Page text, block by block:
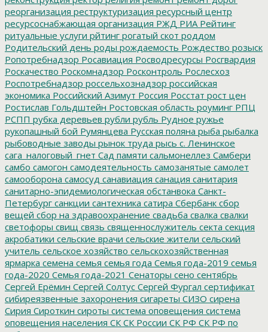
реорганизация реструктуризация ресурсный центр
ресурсоснабжающая организация РЖД РИА Рейтинг
ритуальные услуги рйтинг рогатый скот роддом
Родительский день роды рождаемость Рождество розыск
Ропотребнадзор Росавиация Росводресурсы Росгвардия
Роскачество Роскомнадзор Росконтроль Рослесхоз
Роспотребнадзор россельхознадзор российская
экономика Российский Азимут Россия Росстат рост цен
Ростислав Гольдштейн Ростовская область роуминг РПЦ
РСПП рубка деревьев рубли рубль Рудное ружье
рукопашный бой Румянцева Русская поляна рыба рыбалка
рыбоводные заводы рынок труда рысь с. Ленинское
сага_налоговый_гнет Сад памяти сальмонеллез Самбери
самбо самогон самодеятельность самозанятые самолет
самооборона самосуд санавиация санация санитария
санитарно-эпидемиологическая обстанвока Санкт-
Петербург санкции сантехника сатира Сбербанк сбор
вещей сбор на здравоохранение свадьба свалка свалки
светофоры свищ связь священнослужитель секта секция
акробатики сельские врачи сельские жители сельский
учитель сельское хозяйство сельскохозяйственная
ярмарка семена семья семья года Семья года-2019 семья
года-2020 Семья года-2021 Сенаторы сено сентябрь
Сергей Ерёмин Сергей Солтус Сергей Фургал сертификат
сибиреязвенные захоронения сигареты СИЗО сирена
Сирия Сироткин сироты система оповещения система
оповещения населения СК СК России СК РФ СК РФ по